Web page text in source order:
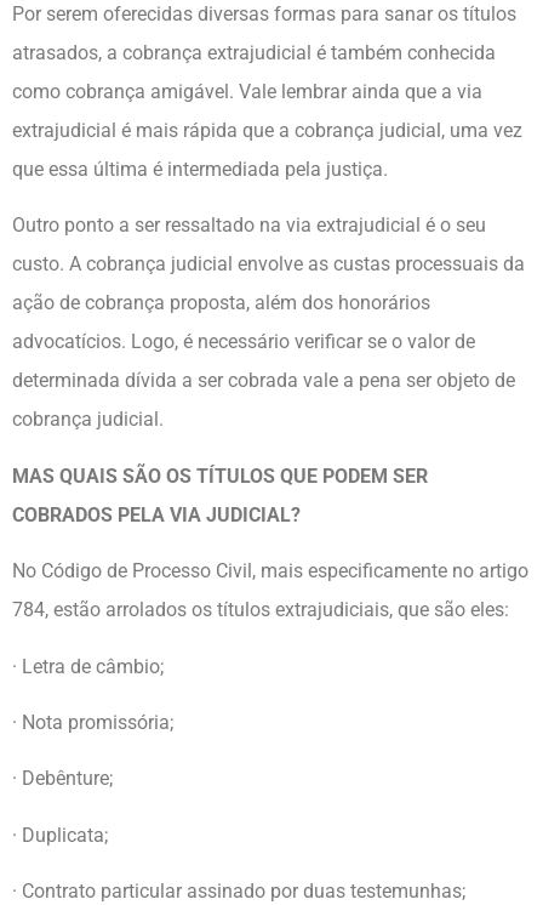
Por serem oferecidas diversas formas para sanar os títulos
atrasados, a cobrança extrajudicial é também conhecida
como cobrança amigável. Vale lembrar ainda que a via
extrajudicial é mais rápida que a cobrança judicial, uma vez
que essa última é intermediada pela justiça.
Outro ponto a ser ressaltado na via extrajudicial é o seu
custo. A cobrança judicial envolve as custas processuais da
ação de cobrança proposta, além dos honorários
advocatícios. Logo, é necessário verificar se o valor de
determinada dívida a ser cobrada vale a pena ser objeto de
cobrança judicial.
MAS QUAIS SÃO OS TÍTULOS QUE PODEM SER
COBRADOS PELA VIA JUDICIAL?
No Código de Processo Civil, mais especificamente no artigo
784, estão arrolados os títulos extrajudiciais, que são eles:
· Letra de câmbio;
· Nota promissória;
· Debênture;
· Duplicata;
· Contrato particular assinado por duas testemunhas;